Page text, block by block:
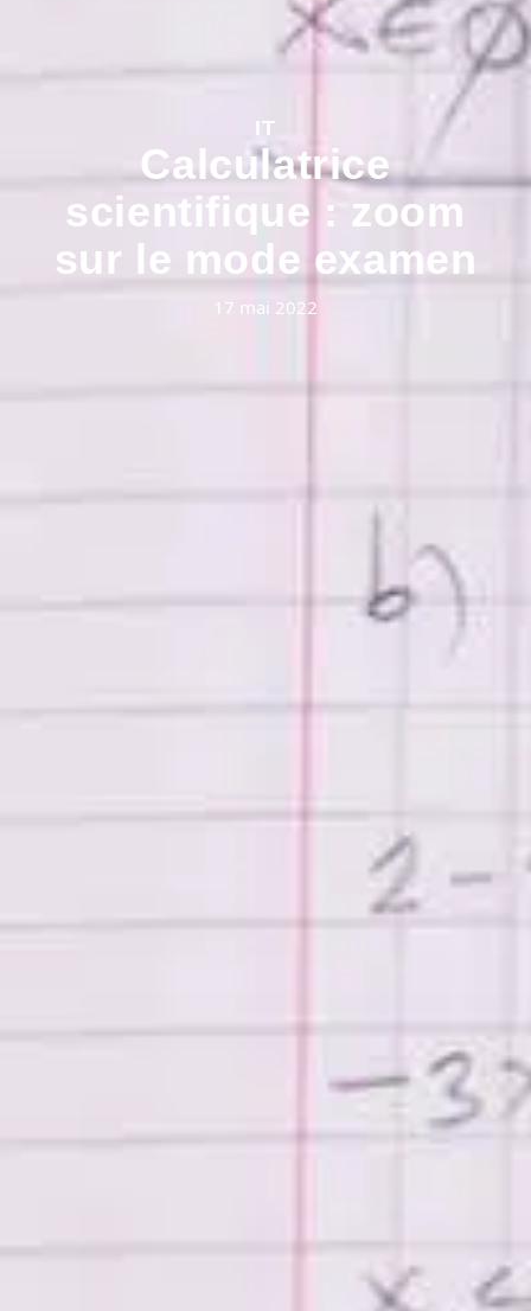
IT
Calculatrice
scientifique : zoom
sur le mode examen
17 mai 2022